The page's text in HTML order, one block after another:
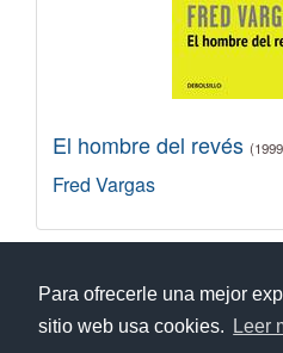
Para ofrecerle una mejor
sitio web usa cookies.
Leer
El hombre del revés
Fred Vargas
Libros